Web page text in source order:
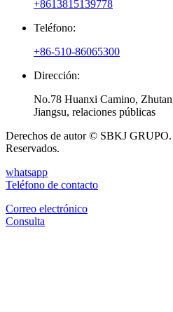
+8613815139778
Teléfono:
+86-510-86065300
Dirección:
No.78 Huanxi Camino,
Jiangsu, relaciones públicas
Derechos de autor © SBKJ GRUPO.
Reservados.
whatsapp
Teléfono de contacto
Correo electrónico
Consulta